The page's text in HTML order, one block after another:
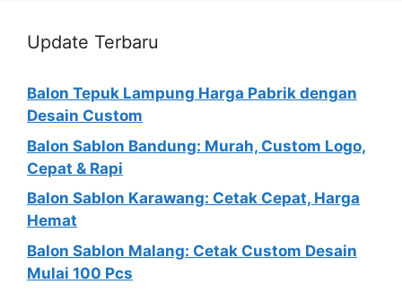
Update Terbaru
Balon Tepuk Lampung Harga Pabrik dengan
Desain Custom
Balon Sablon Bandung: Murah, Custom Logo,
Cepat & Rapi
Balon Sablon Karawang: Cetak Cepat, Harga
Hemat
Balon Sablon Malang: Cetak Custom Desain
Mulai 100 Pcs